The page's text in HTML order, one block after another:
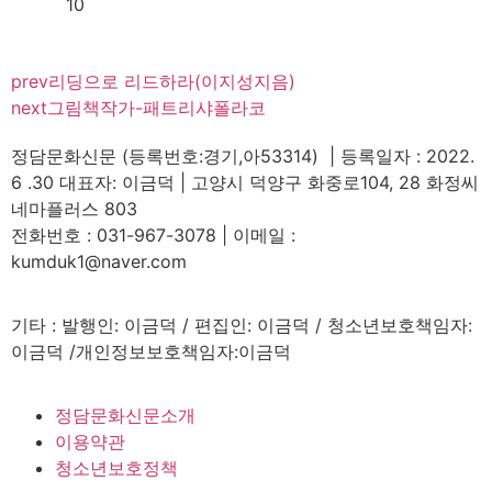
prev리딩으로 리드하라(이지성지음)
next그림책작가-패트리샤폴라코
정담문화신문 (등록번호:경기,아53314) | 등록일자 : 2022.
6 .30 대표자: 이금덕 | 고양시 덕양구 화중로104, 28 화정씨
네마플러스 803
전화번호 : 031-967-3078 | 이메일 :
kumduk1@naver.com
기타 : 발행인: 이금덕 / 편집인: 이금덕 / 청소년보호책임자:
이금덕 /개인정보보호책임자:이금덕
정담문화신문소개
이용약관
청소년보호정책